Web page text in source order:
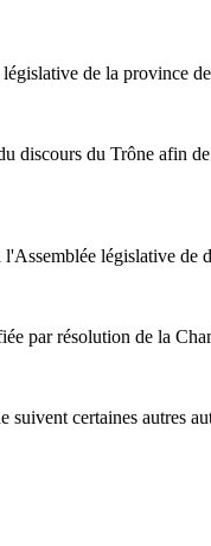
de la province
discours du Trône afin
législative
par résolution de la
certaines autres